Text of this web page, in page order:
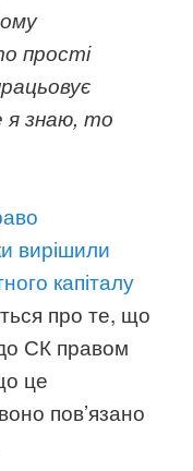
прості
я знаю, то
вирішили
капіталу
про те, що
СК правом
це
пов’язано